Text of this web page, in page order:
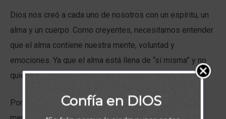
Dios nos creó a cada uno de nosotros con un espíritu, un
alma y un cuerpo. Como creyentes, necesitamos entender
que el alma contiene nuestra mente, voluntad y
emociones. Ya que el alma está llena de “sí misma” y no
quiere someterse al Espíritu Santo, debe ser purificada.
Porque tenemos un libre albedrío, nuestras propias
Confía en DIOS